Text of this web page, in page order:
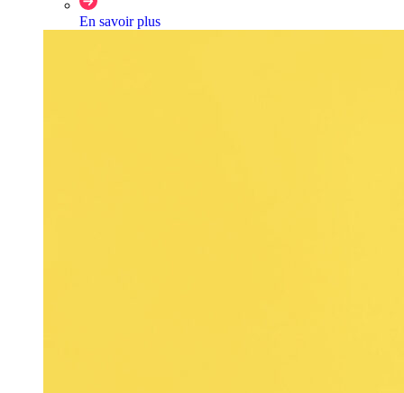
En savoir plus